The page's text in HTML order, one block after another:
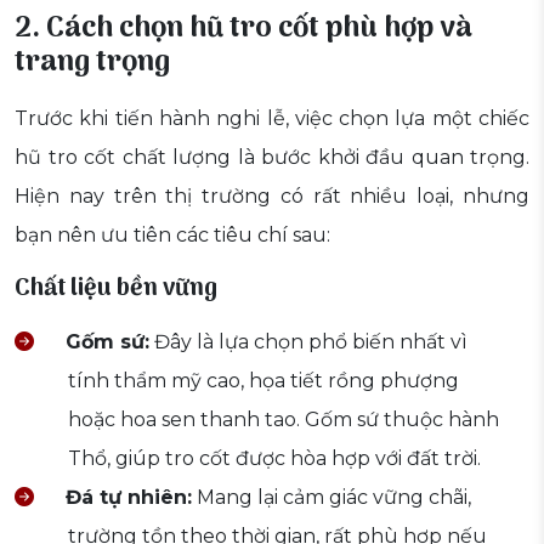
2. Cách chọn hũ tro cốt phù hợp và
trang trọng
Trước khi tiến hành nghi lễ, việc chọn lựa một chiếc
hũ tro cốt chất lượng là bước khởi đầu quan trọng.
Hiện nay trên thị trường có rất nhiều loại, nhưng
bạn nên ưu tiên các tiêu chí sau:
Chất liệu bền vững
Gốm sứ: Đây là lựa chọn phổ biến nhất vì
tính thẩm mỹ cao, họa tiết rồng phượng
hoặc hoa sen thanh tao. Gốm sứ thuộc hành
Thổ, giúp tro cốt được hòa hợp với đất trời.
Đá tự nhiên: Mang lại cảm giác vững chãi,
trường tồn theo thời gian, rất phù hợp nếu